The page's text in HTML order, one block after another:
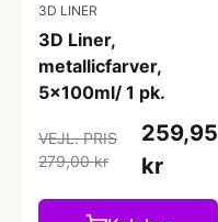
3D LINER
3D Liner,
metallicfarver,
5x100ml/ 1 pk.
VEJL. PRIS
279,00 kr
259,95
kr